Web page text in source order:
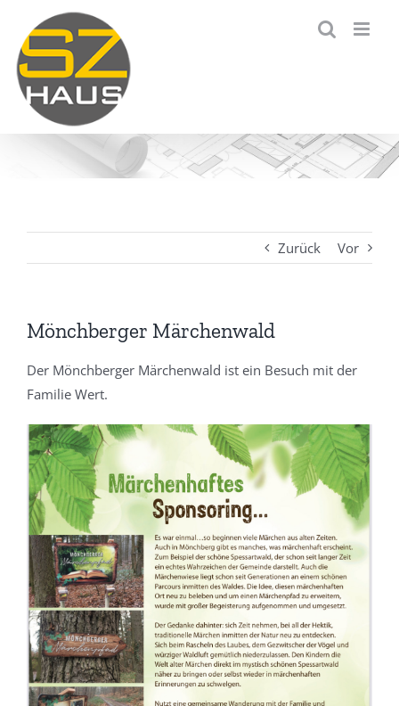
Inhalt
springen
Zurück Vor
Mönchberger Märchenwald
Der Mönchberger Märchenwald ist ein Besuch mit der
Familie Wert.